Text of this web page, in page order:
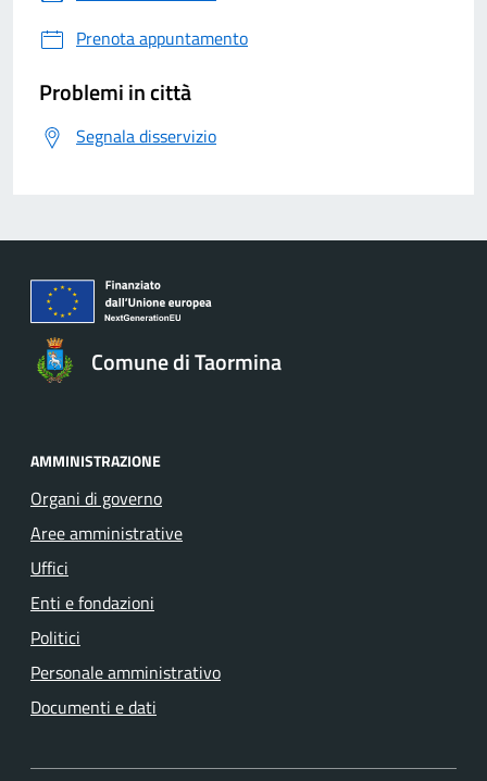
Prenota appuntamento
Problemi in città
Segnala disservizio
Comune di Taormina
AMMINISTRAZIONE
Organi di governo
Aree amministrative
Uffici
Enti e fondazioni
Politici
Personale amministrativo
Documenti e dati